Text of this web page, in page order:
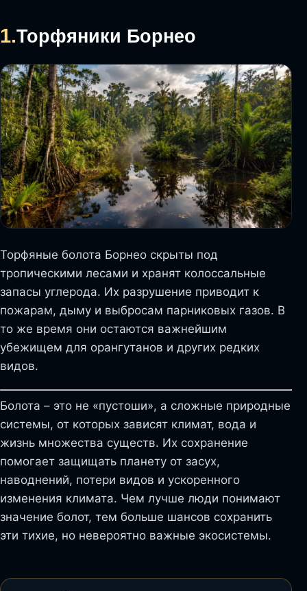
1.Торфяники Борнео
Торфяные болота Борнео скрыты под
тропическими лесами и хранят колоссальные
запасы углерода. Их разрушение приводит к
пожарам, дыму и выбросам парниковых газов. В
то же время они остаются важнейшим
убежищем для орангутанов и других редких
видов.
Болота – это не «пустоши», а сложные природные
системы, от которых зависят климат, вода и
жизнь множества существ. Их сохранение
помогает защищать планету от засух,
наводнений, потери видов и ускоренного
изменения климата. Чем лучше люди понимают
значение болот, тем больше шансов сохранить
эти тихие, но невероятно важные экосистемы.